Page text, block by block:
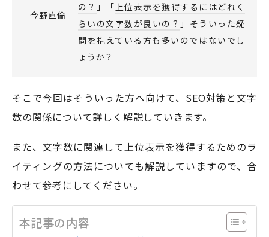
モアフィールド株式会社
〒420-0858
今野直倫
の？ 」「上位表示を獲得するにはどれく
らいの文字数が良いの？ 」そういった疑
問を抱えている方も多いのではないでし
ょうか？
そこで今回はそういった方へ向けて、SEO対策と文字
数の関係について詳しく解説していきます。
また、文字数に関連して上位表示を獲得するためのラ
イティングの方法についても解説していますので、合
わせて参考にしてください。
本記事の内容